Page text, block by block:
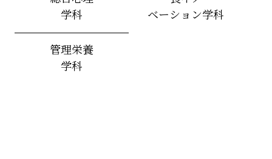
学科
ベーション学科
管理栄養
学科